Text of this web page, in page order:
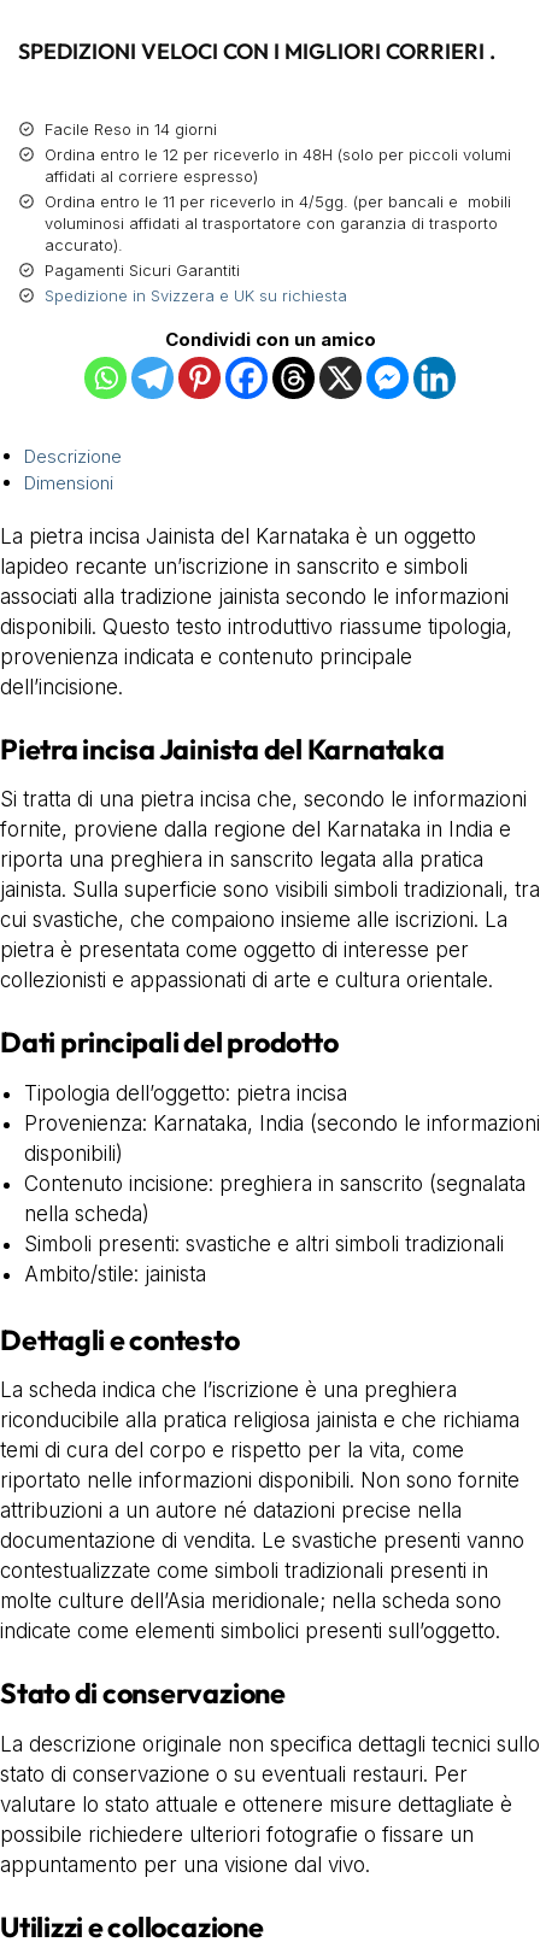
SPEDIZIONI VELOCI CON I MIGLIORI CORRIERI .
Facile Reso in 14 giorni
Ordina entro le 12 per riceverlo in 48H (solo per piccoli volumi
affidati al corriere espresso)
Ordina entro le 11 per riceverlo in 4/5gg. (per bancali e mobili
voluminosi affidati al trasportatore con garanzia di trasporto
accurato).
Pagamenti Sicuri Garantiti
Spedizione in Svizzera e UK su richiesta
Condividi con un amico
Descrizione
Dimensioni
La pietra incisa Jainista del Karnataka è un oggetto
lapideo recante un’iscrizione in sanscrito e simboli
associati alla tradizione jainista secondo le informazioni
disponibili. Questo testo introduttivo riassume tipologia,
provenienza indicata e contenuto principale
dell’incisione.
Pietra incisa Jainista del Karnataka
Si tratta di una pietra incisa che, secondo le informazioni
fornite, proviene dalla regione del Karnataka in India e
riporta una preghiera in sanscrito legata alla pratica
jainista. Sulla superficie sono visibili simboli tradizionali, tra
cui svastiche, che compaiono insieme alle iscrizioni. La
pietra è presentata come oggetto di interesse per
collezionisti e appassionati di arte e cultura orientale.
Dati principali del prodotto
Tipologia dell’oggetto: pietra incisa
Provenienza: Karnataka, India (secondo le informazioni
disponibili)
Contenuto incisione: preghiera in sanscrito (segnalata
nella scheda)
Simboli presenti: svastiche e altri simboli tradizionali
Ambito/stile: jainista
Dettagli e contesto
La scheda indica che l’iscrizione è una preghiera
riconducibile alla pratica religiosa jainista e che richiama
temi di cura del corpo e rispetto per la vita, come
riportato nelle informazioni disponibili. Non sono fornite
attribuzioni a un autore né datazioni precise nella
documentazione di vendita. Le svastiche presenti vanno
contestualizzate come simboli tradizionali presenti in
molte culture dell’Asia meridionale; nella scheda sono
indicate come elementi simbolici presenti sull’oggetto.
Stato di conservazione
La descrizione originale non specifica dettagli tecnici sullo
stato di conservazione o su eventuali restauri. Per
valutare lo stato attuale e ottenere misure dettagliate è
possibile richiedere ulteriori fotografie o fissare un
appuntamento per una visione dal vivo.
Utilizzi e collocazione